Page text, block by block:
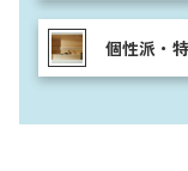
個性派・